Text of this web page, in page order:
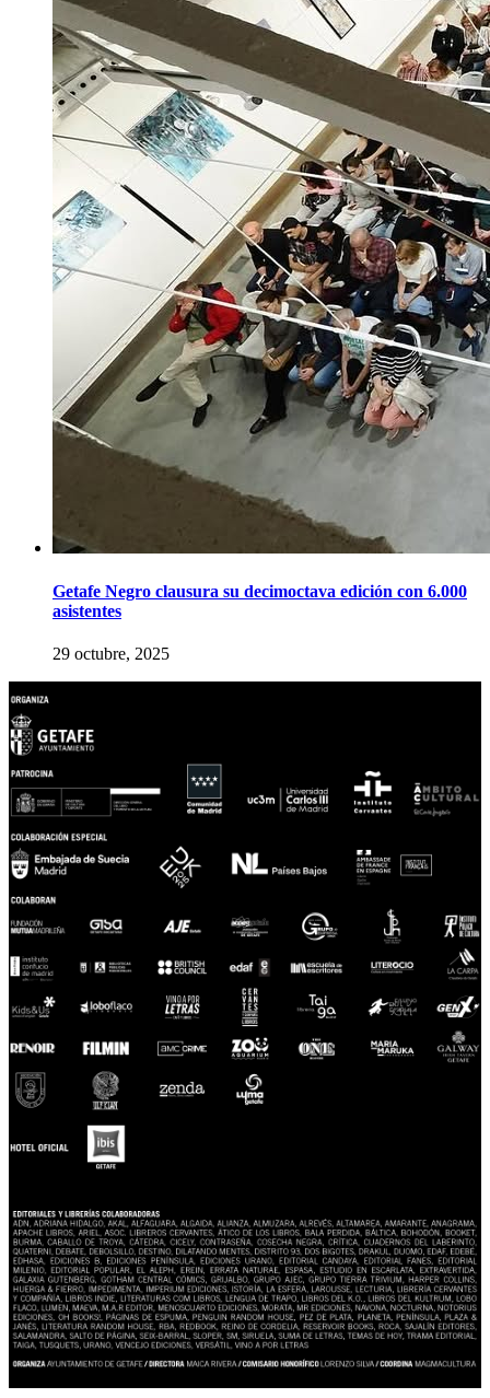
Getafe Negro clausura su decimoctava edición con 6.000
asistentes
29 octubre, 2025